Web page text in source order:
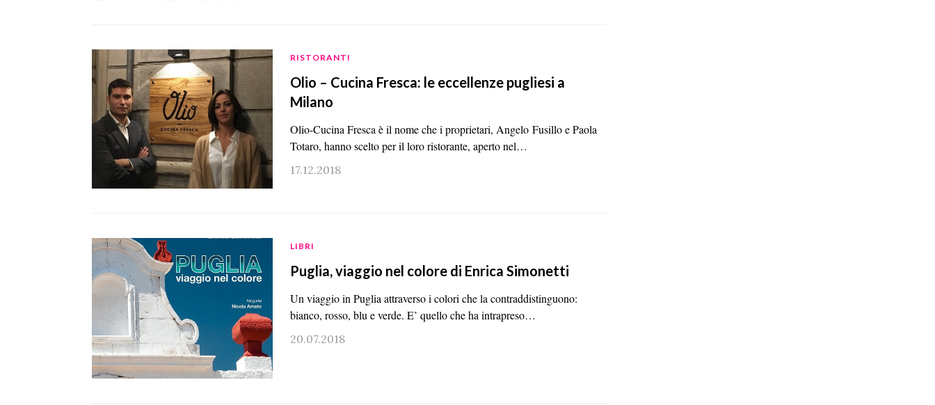
RISTORANTI
Olio – Cucina Fresca: le eccellenze pugliesi a
Milano
Olio-Cucina Fresca è il nome che i proprietari, Angelo Fusillo e Paola
Totaro, hanno scelto per il loro ristorante, aperto nel…
17.12.2018
LIBRI
Puglia, viaggio nel colore di Enrica Simonetti
Un viaggio in Puglia attraverso i colori che la contraddistinguono:
bianco, rosso, blu e verde. E’ quello che ha intrapreso…
20.07.2018